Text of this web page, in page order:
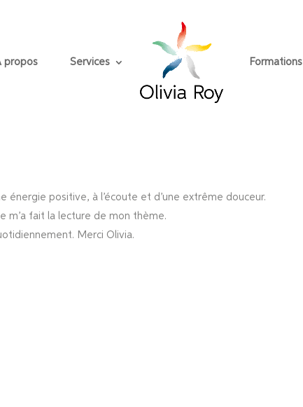
propos Services Formations
énergie positive, à l’écoute et d’une extrême douceur.
m’a fait la lecture de mon thème.
Merci Olivia.